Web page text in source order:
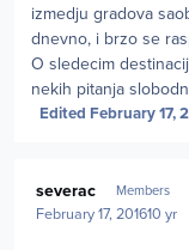
izmedju gradova
dnevno, i brzo se
O sledecim
nekih pitanja
Edited February 17,
severac Members
February 17, 201610 yr